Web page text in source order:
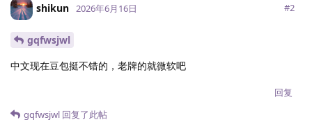
shikun 2026年6月16日 #2
gqfwsjwl
中文现在豆包挺不错的，老牌的就微软吧
回复
gqfwsjwl 回复了此帖